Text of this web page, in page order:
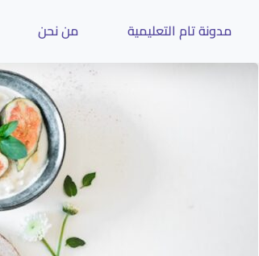
مدونة تام التعليمية من نحن